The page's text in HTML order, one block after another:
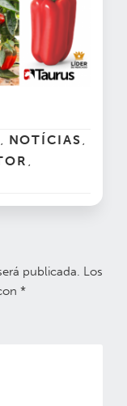
, NOTÍCIAS ,
,
publicada. Los
*